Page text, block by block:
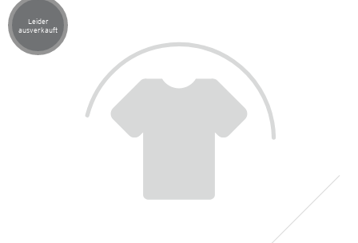
Artikel leider ausverkauft
Leider
ausverkauft